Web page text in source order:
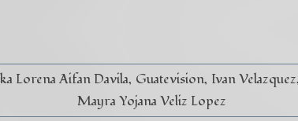
Lorena Aifan Davila Guatevision Ivan Velazquez
Mayra Yojana Veliz Lopez